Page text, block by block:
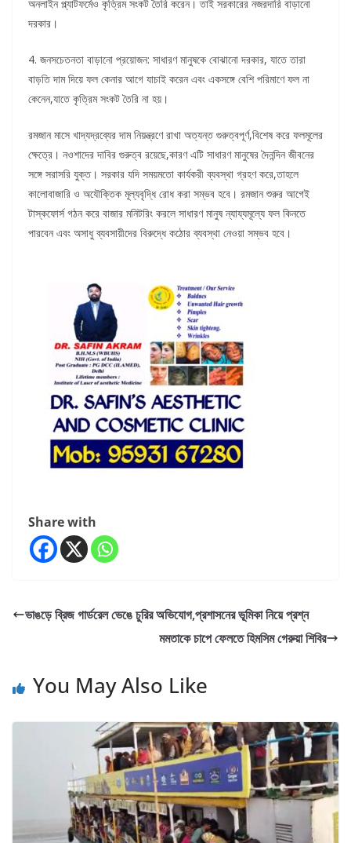
অনলাইন প্ল্যাটফর্মেও কৃত্রিম সংকট তৈরি করেন। তাই সরকারের নজরদারি বাড়ানো
দরকার।
4. জনসচেতনতা বাড়ানো প্রয়োজন: সাধারণ মানুষকে বোঝানো দরকার, যাতে তারা
বাড়তি দাম দিয়ে ফল কেনার আগে যাচাই করেন এবং একসঙ্গে বেশি পরিমাণে ফল না
কেনেন,যাতে কৃত্রিম সংকট তৈরি না হয়।
রমজান মাসে খাদ্যদ্রব্যের দাম নিয়ন্ত্রণে রাখা অত্যন্ত গুরুত্বপূর্ণ,বিশেষ করে ফলমূলের
ক্ষেত্রে। নওশাদের দাবির গুরুত্ব রয়েছে,কারণ এটি সাধারণ মানুষের দৈনন্দিন জীবনের
সঙ্গে সরাসরি যুক্ত। সরকার যদি সময়মতো কার্যকরী ব্যবস্থা গ্রহণ করে,তাহলে
কালোবাজারি ও অযৌক্তিক মূল্যবৃদ্ধি রোধ করা সম্ভব হবে। রমজান শুরুর আগেই
টাস্কফোর্স গঠন করে বাজার মনিটরিং করলে সাধারণ মানুষ ন্যায্যমূল্যে ফল কিনতে
পারবেন এবং অসাধু ব্যবসায়ীদের বিরুদ্ধে কঠোর ব্যবস্থা নেওয়া সম্ভব হবে।
Share with
ভাঙড়ে ব্রিজ গার্ডরেল ভেঙে চুরির অভিযোগ,প্রশাসনের ভূমিকা নিয়ে প্রশ্ন
মমতাকে চাপে ফেলতে হিমসিম গেরুয়া শিবির
You May Also Like